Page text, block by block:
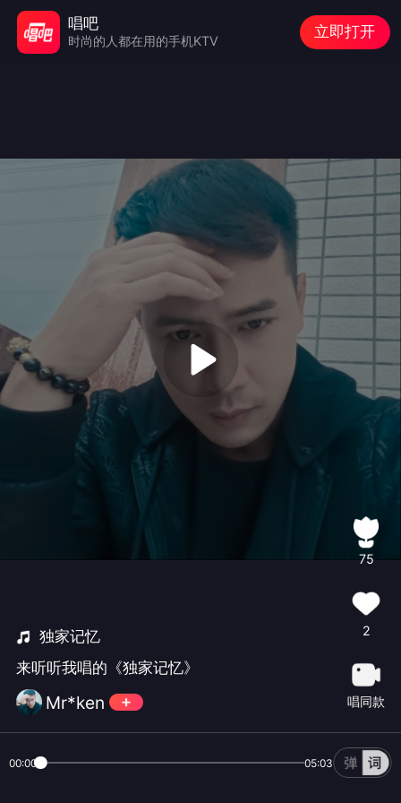
独家记忆
来听听我唱的《独家记忆》
Mr*ken
75
2
唱同款
00:00 05:03
唱吧
时尚的人都在用的手机KTV
立即打开